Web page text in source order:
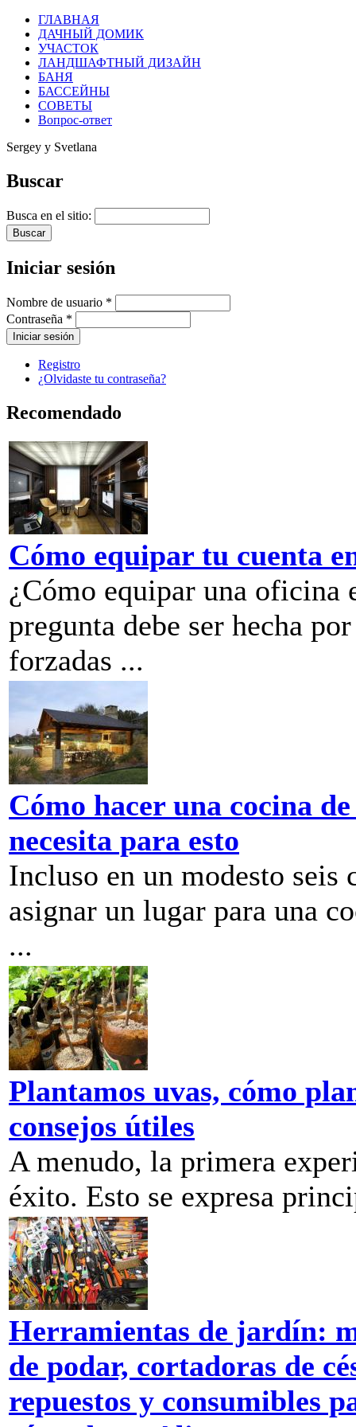
ГЛАВНАЯ
ДАЧНЫЙ ДОМИК
УЧАСТОК
ЛАНДШАФТНЫЙ ДИЗАЙН
БАНЯ
БАССЕЙНЫ
СОВЕТЫ
Вопрос-ответ
Sergey y Svetlana
Buscar
Busca en el sitio:
Iniciar sesión
Nombre de usuario *
Contraseña *
Registro
¿Olvidaste tu contraseña?
Recomendado
Cómo equipar tu cuenta
¿Cómo equipar una oficina
pregunta debe ser hecha
forzadas ...
Cómo hacer una cocina
necesita para esto
Incluso en un modesto seis
asignar un lugar para una
...
Plantamos uvas, cómo
consejos útiles
A menudo, la primera
éxito. Esto se expresa
Herramientas de jardín:
de podar, cortadoras de
repuestos y consumibles